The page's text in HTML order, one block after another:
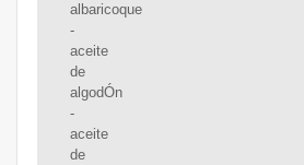
albaricoque
-
aceite
de
algodÓn
-
aceite
de